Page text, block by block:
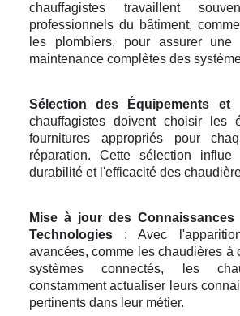
chauffagistes travaillent
professionnels du bâtiment,
les plombiers, pour assurer
maintenance complètes des
Sélection des Équipements et
chauffagistes doivent choisir les
fournitures appropriés pour
réparation. Cette sélection
durabilité et l'efficacité des
Mise à jour des
Technologies : Avec
avancées, comme les chaudières à
systèmes connectés, les
constamment actualiser leurs
pertinents dans leur métier.